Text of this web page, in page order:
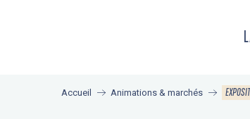
Accueil Animations & marchés